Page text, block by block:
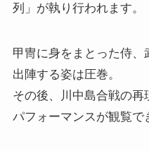
列」が執り行われます。
甲冑に身をまとった侍
出陣する姿は圧巻。
その後、川中島合戦の
パフォーマンスが観覧で